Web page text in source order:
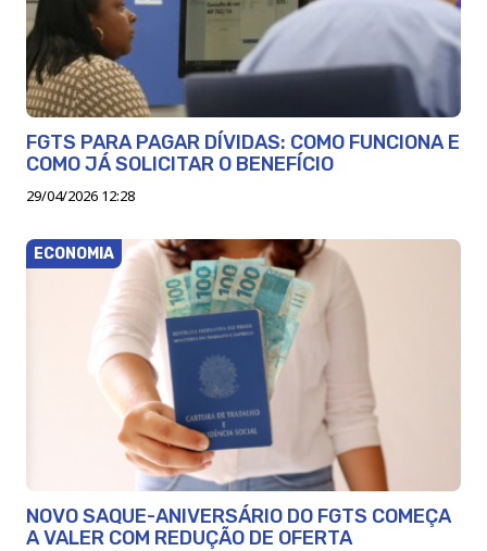
FGTS PARA PAGAR DÍVIDAS: COMO FUNCIONA E
COMO JÁ SOLICITAR O BENEFÍCIO
29/04/2026 12:28
ECONOMIA
NOVO SAQUE-ANIVERSÁRIO DO FGTS COMEÇA
A VALER COM REDUÇÃO DE OFERTA